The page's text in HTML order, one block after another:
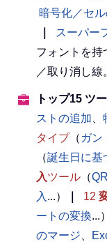
暗号化／セ
スーパー
フォントを持
／取り消し線
トップ15 ツ
ストの追加
タイプ（ ガン
（誕生日に基
入ツール （
入 ...） 12
ートの変換...）
のマージ